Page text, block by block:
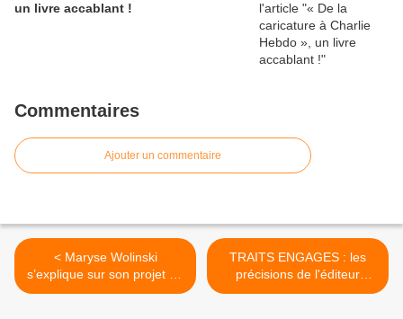
un livre accablant !
Commentaires
Ajouter un commentaire
< Maryse Wolinski
s’explique sur son projet de
maison du dessin de presse
TRAITS ENGAGES : les
précisions de l'éditeur
James Tanay >